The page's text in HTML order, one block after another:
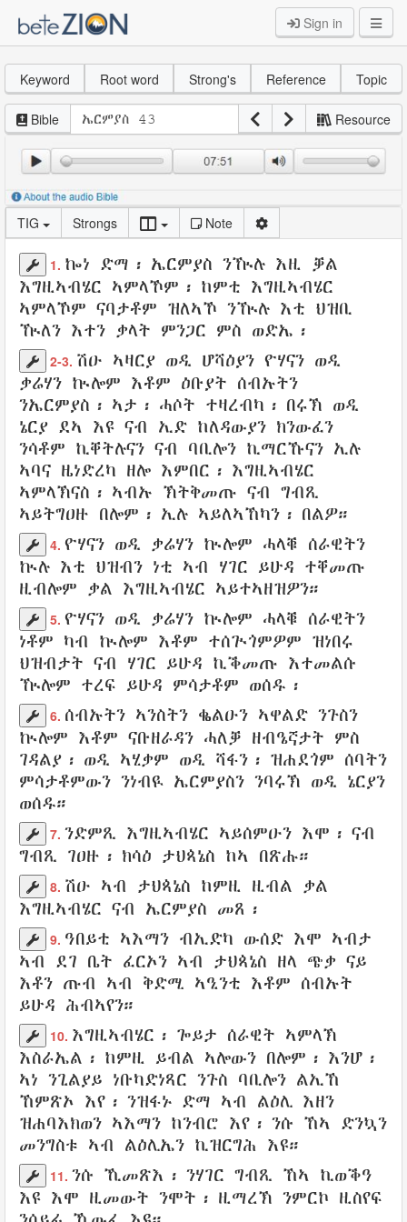
Sign in
Keyword Root word Strong's Reference Topic
Bible Resource
TIG Strongs Note
1. ኰነ ድማ፡ ኤርምያስ ንዂሉ እዚ ቓል
እግዚኣብሄር ኣምላኾም ፡ ከምቲ እግዚኣብሄር
ኣምላኾም ናባታቶም ዝለኣኾ ንዂሉ እቲ ህዝቢ
ዂለን እተን ቃላት ምንጋር ምስ ወድኤ ፡
2-3. ሽዑ ኣዛርያ ወዲ ሆሻዕያን ዮሃናን ወዲ
ቃሬሃን ኲሎም እቶም ዕቡያት ሰብኡትን
ንኤርምያስ ፡ ኣታ፡ ሓሶት ተዛረብካ ፡ በሩኽ ወዲ
ኔርያ ደኣ እዩ ናብ ኢድ ከለዳውያን ክንውፈን
ንሳቶም ኪቐትሉናን ናብ ባቢሎን ኪማርኹናን ኢሉ
ኣባና ዜነድረካ ዘሎ እምበር፡ እግዚኣብሄር
ኣምላኽናስ፡ ኣብኡ ኽትቅመጡ ናብ ግብጺ
ኣይትግዐዙ በሎም ፡ ኢሉ ኣይለኣኸካን ፡ በልዎ።
4. ዮሃናን ወዲ ቃሬሃን ኲሎም ሓላቑ ሰራዊትን
ኲሉ እቲ ህዝብን ነቲ ኣብ ሃገር ይሁዳ ተቐመጡ
ዚብሎም ቃል እግዚኣብሄር ኣይተኣዘዝዎን።
5. ዮሃናን ወዲ ቃሬሃን ኲሎም ሓላቑ ሰራዊትን
ነቶም ካብ ኲሎም እቶም ተሰጒጎምዎም ዝነበሩ
ህዝብታት ናብ ሃገር ይሁዳ ኪቕመጡ እተመልሱ
ዂሎም ተረፍ ይሁዳ ምሳታቶም ወሰዱ ፡
6. ሰብኡትን ኣንስትን ቈልዑን ኣዋልድ ንጉስን
ኲሎም እቶም ናቡዘራዳን ሓለቓ ዘብዔኛታት ምስ
ገዳልያ ፡ ወዲ ኣሂቃም ወዲ ሻፋን ፡ ዝሐደጎም ሰባትን
ምሳታቶምውን ንነብዪ ኤርምያስን ንባሩኽ ወዲ ኔርያን
ወሰዱ።
7. ንድምጺ እግዚኣብሄር ኣይሰምዑን እሞ፡ ናብ
ግብጺ ገዐዙ ፡ ክሳዕ ታህጳኔስ ከኣ በጽሑ።
8. ሽዑ ኣብ ታህጳኔስ ከምዚ ዚብል ቃል
እግዚኣብሄር ናብ ኤርምያስ መጸ ፡
9. ዓበይቲ ኣእማን ብኢድካ ውሰድ እሞ ኣብታ
ኣብ ደገ ቤት ፈርኦን ኣብ ታህጳኔስ ዘላ ጭቃ ናይ
እቶን ጡብ
ኣብ ቅድሚ ኣዒንቲ እቶም ሰብኡት
ይሁዳ ሕብኣየን።
10. እግዚኣብሄር፡ ጐይታ ሰራዊት ኣምላኽ
እስራኤል ፡ ከምዚ ይብል ኣሎውን በሎም ፡ እንሆ፡
ኣነ ንጊልያይ ነቡካድነጻር ንጉስ ባቢሎን ልኢኸ
ኸምጽኦ እየ፡ ንዝፋኑ ድማ ኣብ ልዕሊ እዘን
ዝሐባእክወን ኣእማን ከንብሮ እየ፡ ንሱ ኸኣ ድንኳን
መንግስቱ ኣብ ልዕሊኤን ኪዝርግሕ እዩ።
11. ንሱ ኺመጽእ ፡ ንሃገር ግብጺ ኸኣ ኪወቕዓ
እዩ እሞ ዚመውት ንሞት ፡ ዚማረኽ ንምርኮ ዚስየፍ